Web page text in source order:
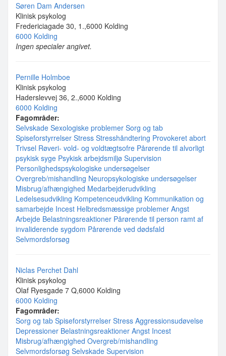
Søren Dam Andersen
Klinisk psykolog
Fredericiagade 30, 1.,6000 Kolding
6000 Kolding
Ingen specialer angivet.
Pernille Holmboe
Klinisk psykolog
Haderslevvej 36, 2.,6000 Kolding
6000 Kolding
Fagområder:
Selvskade Sexologiske problemer Sorg og tab
Spiseforstyrrelser Stress Stresshåndtering Provokeret abort
Trivsel Røveri- vold- og voldtægtsofre Pårørende til alvorligt
psykisk syge Psykisk arbejdsmiljø Supervision
Personlighedspsykologiske undersøgelser
Overgreb/mishandling Neuropsykologiske undersøgelser
Misbrug/afhængighed Medarbejderudvikling
Ledelsesudvikling Kompetenceudvikling Kommunikation og
samarbejde Incest Helbredsmæssige problemer Angst
Arbejde Belastningsreaktioner Pårørende til person ramt af
invaliderende sygdom Pårørende ved dødsfald
Selvmordsforsøg
Niclas Perchet Dahl
Klinisk psykolog
Olaf Ryesgade 7 Q,6000 Kolding
6000 Kolding
Fagområder:
Sorg og tab Spiseforstyrrelser Stress Aggressionsudøvelse
Depressioner Belastningsreaktioner Angst Incest
Misbrug/afhængighed Overgreb/mishandling
Selvmordsforsøg Selvskade Supervision